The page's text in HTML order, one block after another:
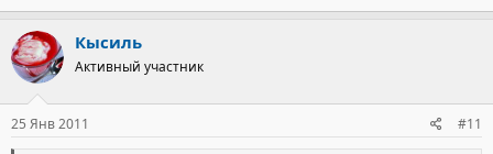
Кысиль
Активный участник
25 Янв 2011 #11